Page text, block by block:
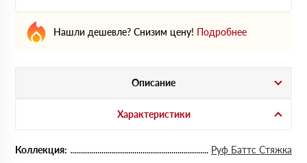
Нашли дешевле? Снизим цену! Подробнее
Описание
Характеристики
Коллекция:
Руф Баттс Стяжка